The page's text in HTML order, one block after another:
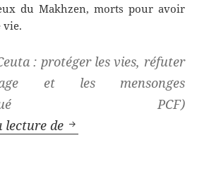
du Makhzen, morts pour avoir
vie.
: protéger les vies, réfuter
et les mensonges
PCF)
lecture de Crise à Ceuta :